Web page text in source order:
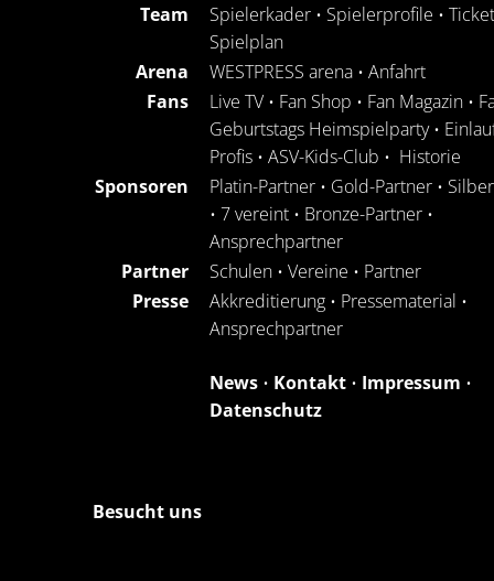
Team Spielerkader • Spielerprofile •
Spielplan
Arena
WESTPRESS arena • Anfahrt
Fans
Live TV • Fan Shop • Fan Magazin •
Geburtstags Heimspielparty•
Profis • ASV-Kids-Club • Historie
Sponsoren
Platin-Partner • Gold-Partner •
• 7 vereint • Bronze-Partner •
Ansprechpartner
Partner
Schulen • Vereine • Partner
Presse
Akkreditierung • Pressematerial •
Ansprechpartner
News • Kontakt • Impressum •
Datenschutz
Besucht uns